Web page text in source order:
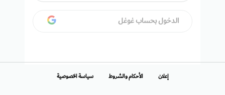
الدخول بحساب غوغل
إعلان الأحكام والشروط سياسة الخصوصية